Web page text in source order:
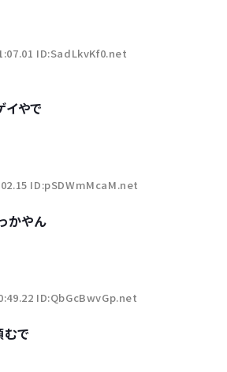
ID:SadLkvKf0.net
やで
ID:pSDWmMcaM.net
かやん
ID:QbGcBwvGp.net
むで